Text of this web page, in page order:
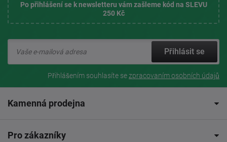
Po přihlášení se k newsletteru vám zašleme kód na SLEVU
250 Kč
Přihlásit se
Přihlášením souhlasíte sezpracovaním osobních údajů
Kamenná prodejna
Pro zákazníky